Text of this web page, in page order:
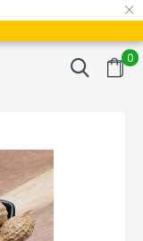
×
0
Meistens Lieferung